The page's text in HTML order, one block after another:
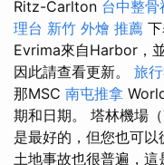
Ritz-Carlton 台中整骨
理台 新竹 外燴 推薦
Evrima來自Harbor，
因此請查看更新。 旅
那MSC 南屯推拿
期和日期。 塔林機場
是最好的，但您也可以
土地事故也很普遍，